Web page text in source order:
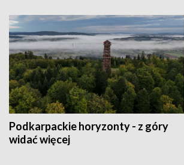
Podkarpackie horyzonty - z góry
widać więcej